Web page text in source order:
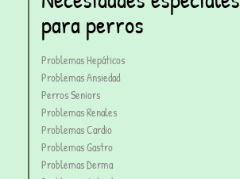
para perros
Problemas Hepáticos
Problemas Ansiedad
Perros Seniors
Problemas Renales
Problemas Cardio
Problemas Gastro
Problemas Derma